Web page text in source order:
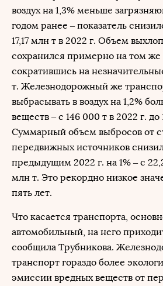
воздух на 1,3% меньше
годом ранее – показатель
17,17 млн т в 2022 г. Объем
сохранился примерно на том же
сократившись на
т. Железнодорожный же
выбрасывать в воздух на 1,2%
веществ – с 146 000 т в 2022 г. до
Суммарный объем выбросов от
передвижных источников
предыдущим 2022 г. на 1% – с
млн т. Это рекордно низкое
пять лет.
Что касается транспорта,
автомобильный, на него
сообщила Трубникова.
транспорт гораздо более
эмиссии вредных веществ от